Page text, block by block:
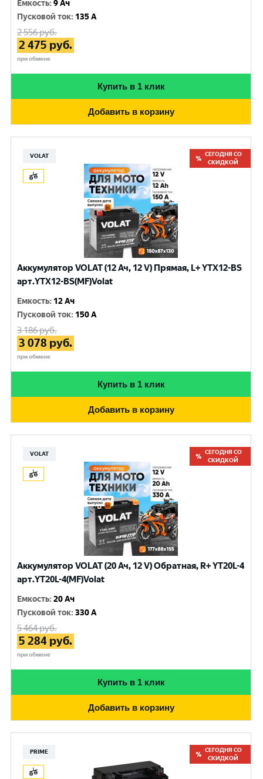
Емкость:9 Ач
Пусковой ток: 135 A
2 556руб.
2 475 руб.
при обмене
Купить в 1 клик
Добавить в корзину
VOLAT
СЕГОДНЯ СО
СКИДКОЙ
Аккумулятор VOLAT (12 Ач, 12 V) Прямая, L+ YTX12-BS
арт.YTX12-BS(MF)Volat
Емкость: 12 Ач
Пусковой ток: 150 A
3 186руб.
3 078 руб.
при обмене
Купить в 1 клик
Добавить в корзину
VOLAT
СЕГОДНЯ СО
СКИДКОЙ
Аккумулятор VOLAT (20 Ач, 12 V) Обратная, R+ YT20L-4
арт.YT20L-4(MF)Volat
Емкость:20 Ач
Пусковой ток:330 A
5 464руб.
5 284 руб.
при обмене
Купить в 1 клик
Добавить в корзину
PRIME
СЕГОДНЯ СО
СКИДКОЙ